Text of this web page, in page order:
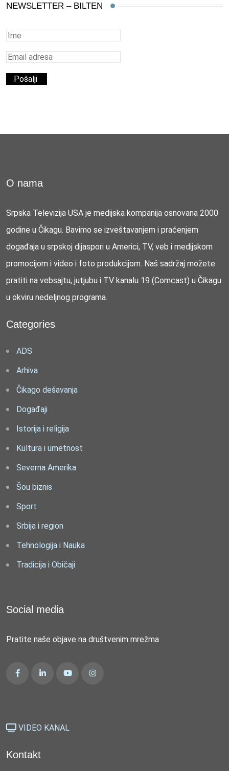
NEWSLETTER – BILTEN
O nama
Srpska Televizija USA je medijska kompanija osnovana 2000
godine u Čikagu. Bavimo se izveštavanjem i praćenjem
događaja u srpskoj dijaspori u Americi, TV, veb i medijskom
promocijom i video i foto produkcijom. Naš sadržaj možete
pratiti na vebsajtu, jutjubu i TV kanalu 19 (Comcast) u Čikagu
u okviru nedeljnog programa.
Categories
ADS
Arhiva
Čikago dešavanja
Događaji
Istorija i religija
Kultura i umetnost
Severna Amerika
Šou biznis
Sport
Srbija i region
Tehnologija i Nauka
Tradicija i Običaji
Social media
Pratite naše objave na društvenim mrežma
VIDEO KANAL
Kontakt